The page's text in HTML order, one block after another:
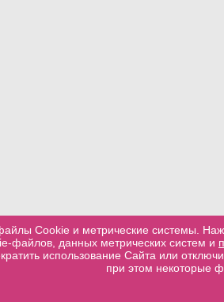
Cookie и метрические системы.
файлов, данных метрических систем и
использование Сайта или
при этом некоторые